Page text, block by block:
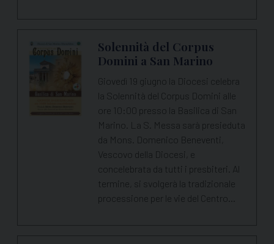
Solennità del Corpus
Domini a San Marino
Giovedì 19 giugno la Diocesi celebra
la Solennità del Corpus Domini alle
ore 10:00 presso la Basilica di San
Marino. La S. Messa sarà presieduta
da Mons. Domenico Beneventi,
Vescovo della Diocesi, e
concelebrata da tutti i presbiteri. Al
termine, si svolgerà la tradizionale
processione per le vie del Centro…